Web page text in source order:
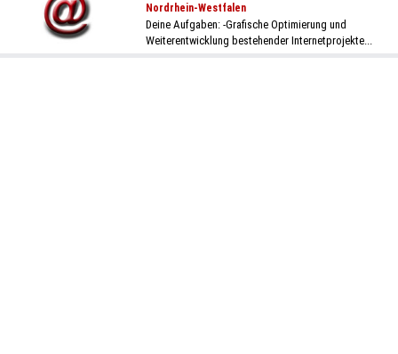
Nordrhein-Westfalen
Deine Aufgaben: -Grafische Optimierung und
Weiterentwicklung bestehender Internetprojekte...